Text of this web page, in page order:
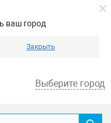
ваш город
Закрыть
Выберите город